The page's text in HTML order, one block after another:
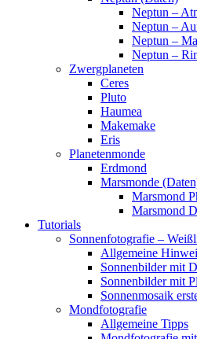
Neptun –
Neptun –
Neptun –
Neptun –
Zwergplaneten
Ceres
Pluto
Haumea
Makemake
Eris
Planetenmonde
Erdmond
Marsmonde
Marsmond
Marsmond
Tutorials
Sonnenfotografie –
Allgemeine
Sonnenbilder mit
Sonnenbilder mit
Sonnenmosaik
Mondfotografie
Allgemeine Tipps